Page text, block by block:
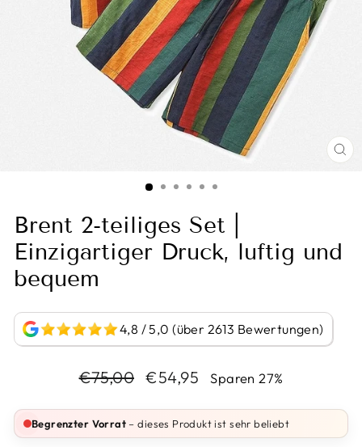
Brent 2-teiliges Set |
Einzigartiger Druck, luftig und
bequem
4,8 / 5,0 (über 2613 Bewertungen)
Normaler
€75,00 Sonderpreis
€54,95 Sparen 27%
Begrenzter Vorrat – dieses Produkt ist sehr beliebt